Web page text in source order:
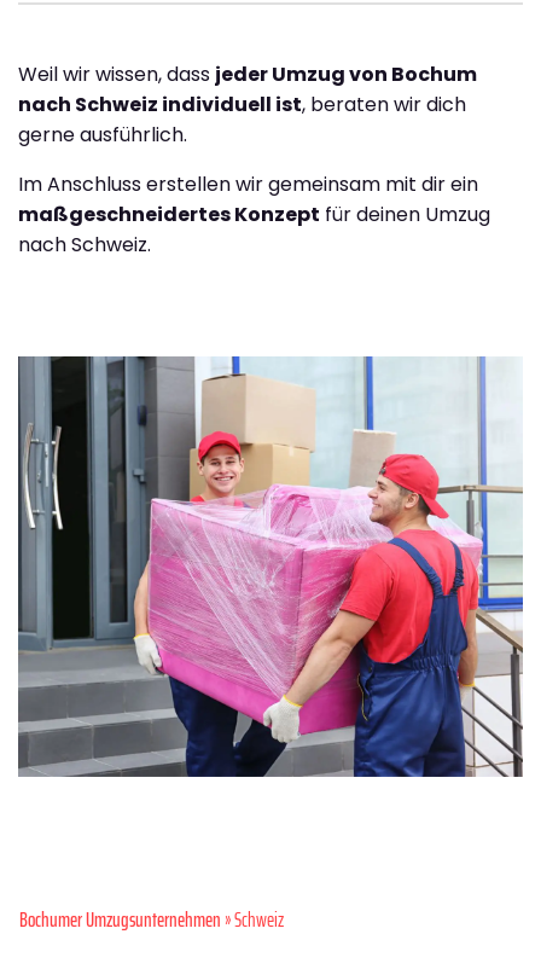
Weil wir wissen, dass jeder Umzug von Bochum
nach Schweiz individuell ist, beraten wir dich
gerne ausführlich.
Im Anschluss erstellen wir gemeinsam mit dir ein
maßgeschneidertes Konzept für deinen Umzug
nach Schweiz.
Bochumer Umzugsunternehmen» Schweiz